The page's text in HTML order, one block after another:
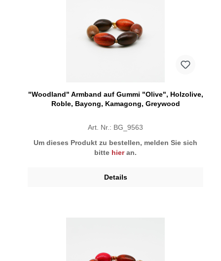
"Woodland" Armband auf Gummi "Olive", Holzolive,
Roble, Bayong, Kamagong, Greywood
Art. Nr.: BG_9563
Um dieses Produkt zu bestellen, melden Sie sich
bitte hieran.
Details